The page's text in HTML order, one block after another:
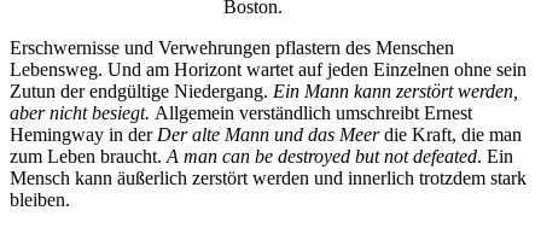
Boston.
Erschwernisse und Verwehrungen pflastern des Menschen
Lebensweg. Und am Horizont wartet auf jeden Einzelnen ohne sein
Zutun der endgültige Niedergang. Ein Mann kann zerstört werden,
aber nicht besiegt. Allgemein verständlich umschreibt Ernest
Hemingway in der Der alte Mann und das Meerdie Kraft, die man
zum Leben braucht. A man can be destroyed but not defeated. Ein
Mensch kann äußerlich zerstört werden und innerlich trotzdem stark
bleiben.